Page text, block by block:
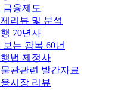
금융제도
리뷰 및 분석
70년사
보는 광복 60년
법 제정사
관관련 발간자료
시장 리뷰